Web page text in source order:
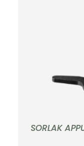
SORLAK